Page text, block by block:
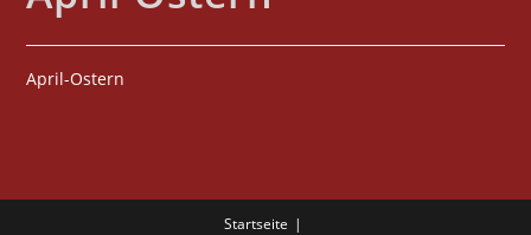
April-Ostern
Startseite